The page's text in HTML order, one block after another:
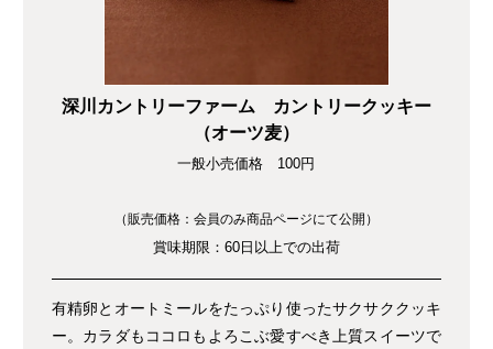
深川カントリーファーム カントリークッキー
（オーツ麦）
一般小売価格 100円
（販売価格：会員のみ商品ページにて公開）
賞味期限：60日以上での出荷
有精卵とオートミールをたっぷり使ったサクサククッキ
ー。カラダもココロもよろこぶ愛すべき上質スイーツで